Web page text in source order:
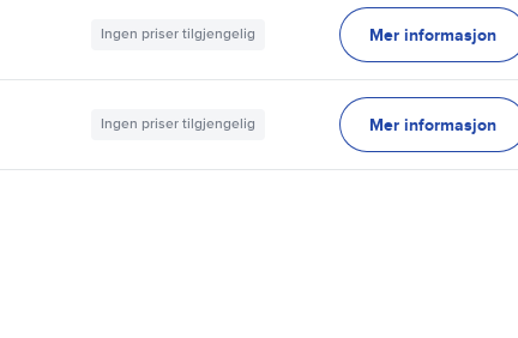
Ingen priser tilgjengelig Mer informasjon
Ingen priser tilgjengelig Mer informasjon